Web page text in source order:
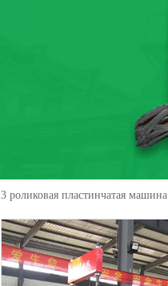
3 роликовая пластинчатая машина